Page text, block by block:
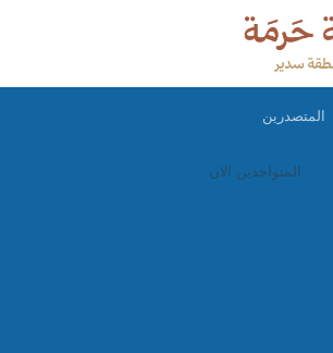
المتواجدين الان
المتصدرين